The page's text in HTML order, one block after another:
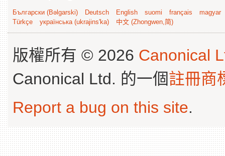
Български (Bəlgarski) Deutsch English suomi français
magyar
Türkçe
українська (ukrajins'ka) 中文 (Zhongwen,简)
版權所有 © 2026 Canonical
Canonical Ltd. 的一個註冊商
Report a bug on this site.